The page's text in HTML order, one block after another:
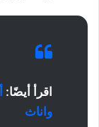
اقرأ أيضًا:
واناث